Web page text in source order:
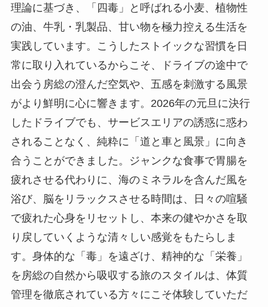
理論に基づき、「四毒」と呼ばれる小麦、植物性
の油、牛乳・乳製品、甘い物を極力控える生活を
実践しています。こうしたストイックな習慣を日
常に取り入れているからこそ、ドライブの途中で
出会う房総の澄んだ空気や、五感を刺激する風景
がより鮮明に心に響きます。2026年の元旦に決行
したドライブでも、サービスエリアの誘惑に惑わ
されることなく、純粋に「道と車と風景」に向き
合うことができました。ジャンクな食事で胃腸を
疲れさせる代わりに、海のミネラルを含んだ風を
浴び、脳をリラックスさせる時間は、日々の喧騒
で疲れた心身をリセットし、本来の健やかさを取
り戻していくような清々しい感覚をもたらしま
す。身体的な「毒」を遠ざけ、精神的な「栄養」
を房総の自然から吸収する旅のスタイルは、体質
管理を徹底されている方々にこそ体験していただ